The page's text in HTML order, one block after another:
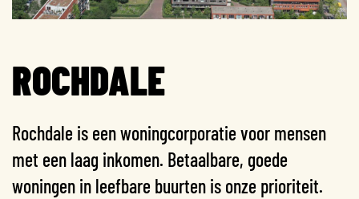
ROCHDALE
Rochdale is een woningcorporatie voor mensen
met een laag inkomen. Betaalbare, goede
woningen in leefbare buurten is onze prioriteit.